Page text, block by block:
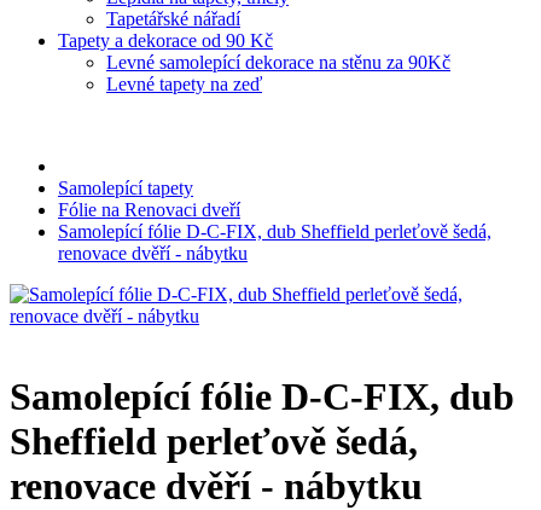
Tapetářské nářadí
Tapety a dekorace od 90 Kč
Levné samolepící dekorace na stěnu za 90Kč
Levné tapety na zeď
Samolepící tapety
Fólie na Renovaci dveří
Samolepící fólie D-C-FIX, dub Sheffield perleťově šedá,
renovace dvěří - nábytku
Samolepící fólie D-C-FIX, dub
Sheffield perleťově šedá,
renovace dvěří - nábytku